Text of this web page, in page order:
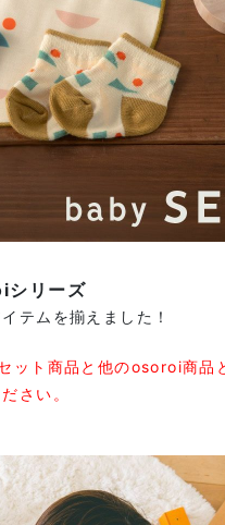
シリーズ
テムを揃えました！
ット商品と他のosoroi商
さい。